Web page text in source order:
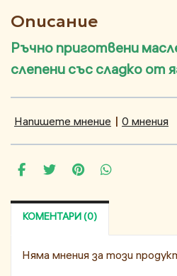
Описание
Ръчно приготвени
слепени със сладко от
Напишете мнение | 0 мнения
КОМЕНТАРИ (0)
Няма мнения за този